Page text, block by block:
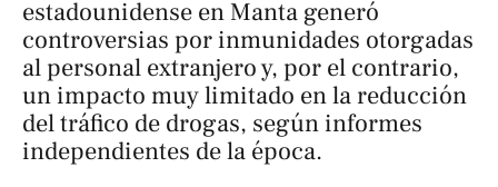
estadounidense en Manta generó
controversias por inmunidades otorgadas
al personal extranjero y, por el contrario,
un impacto muy limitado en la reducción
del tráfico de drogas, según informes
independientes de la época.